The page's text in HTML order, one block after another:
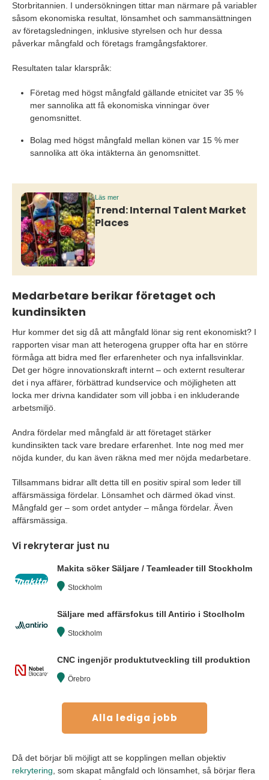
Storbritannien. I undersökningen tittar man närmare på variabler
såsom ekonomiska resultat, lönsamhet och sammansättningen
av företagsledningen, inklusive styrelsen och hur dessa
påverkar mångfald och företags framgångsfaktorer.
Resultaten talar klarspråk:
Företag med högst mångfald gällande etnicitet var 35 %
mer sannolika att få ekonomiska vinningar över
genomsnittet.
Bolag med högst mångfald mellan könen var 15 % mer
sannolika att öka intäkterna än genomsnittet.
Läs mer
Trend: Internal Talent Market
Places
Medarbetare berikar företaget och
kundinsikten
Hur kommer det sig då att mångfald lönar sig rent ekonomiskt? I
rapporten visar man att heterogena grupper ofta har en större
förmåga att bidra med fler erfarenheter och nya infallsvinklar.
Det ger högre innovationskraft internt – och externt resulterar
det i nya affärer, förbättrad kundservice och möjligheten att
locka mer drivna kandidater som vill jobba i en inkluderande
arbetsmiljö.
Andra fördelar med mångfald är att företaget stärker
kundinsikten tack vare bredare erfarenhet. Inte nog med mer
nöjda kunder, du kan även räkna med mer nöjda medarbetare.
Tillsammans bidrar allt detta till en positiv spiral som leder till
affärsmässiga fördelar. Lönsamhet och därmed ökad vinst.
Mångfald ger – som ordet antyder – många fördelar. Även
affärsmässiga.
Vi rekryterar just nu
Makita söker Säljare / Teamleader till Stockholm
Stockholm
Säljare med affärsfokus till Antirio i Stoclholm
Stockholm
CNC ingenjör produktutveckling till produktion
Örebro
Alla lediga jobb
Då det börjar bli möjligt att se kopplingen mellan objektiv
rekrytering, som skapat mångfald och lönsamhet, så börjar flera